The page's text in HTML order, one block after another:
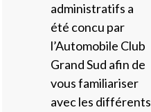
administratifs a
été concu par
l’Automobile Club
Grand Sud afin de
vous familiariser
avec les différents